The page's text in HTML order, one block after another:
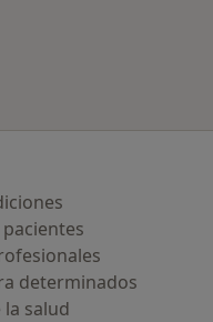
determinados
salud